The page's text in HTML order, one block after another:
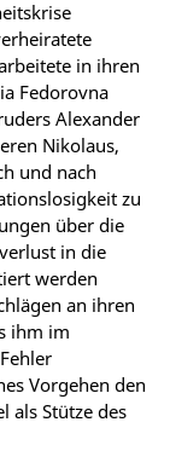
in ihren
Fedorovna
Alexander
Nikolaus,
und nach
zu
über die
in die
werden
an ihren
ihm im
Vorgehen den
als Stütze des